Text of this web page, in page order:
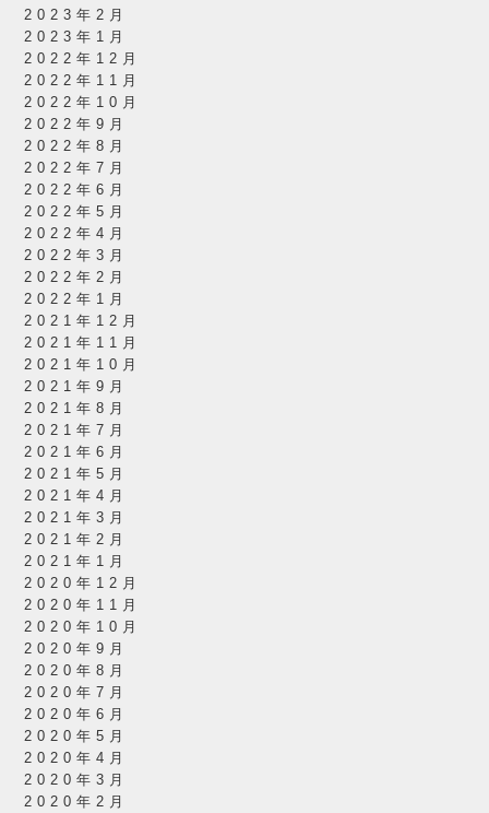
2023年2月
2023年1月
2022年12月
2022年11月
2022年10月
2022年9月
2022年8月
2022年7月
2022年6月
2022年5月
2022年4月
2022年3月
2022年2月
2022年1月
2021年12月
2021年11月
2021年10月
2021年9月
2021年8月
2021年7月
2021年6月
2021年5月
2021年4月
2021年3月
2021年2月
2021年1月
2020年12月
2020年11月
2020年10月
2020年9月
2020年8月
2020年7月
2020年6月
2020年5月
2020年4月
2020年3月
2020年2月